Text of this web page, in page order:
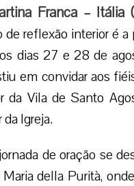
Franca – Itália
reflexão interior é a
dias 27 e 28 de
em convidar aos
da Vila de Santo
Igreja.
de oração se
della Purità,